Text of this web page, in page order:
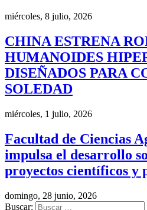
miércoles, 8 julio, 2026
CHINA ESTRENA
HUMANOIDES
DISEÑADOS PARA
SOLEDAD
miércoles, 1 julio, 2026
Facultad de Ciencias
impulsa el desarrollo
proyectos científicos y
domingo, 28 junio, 2026
Buscar: